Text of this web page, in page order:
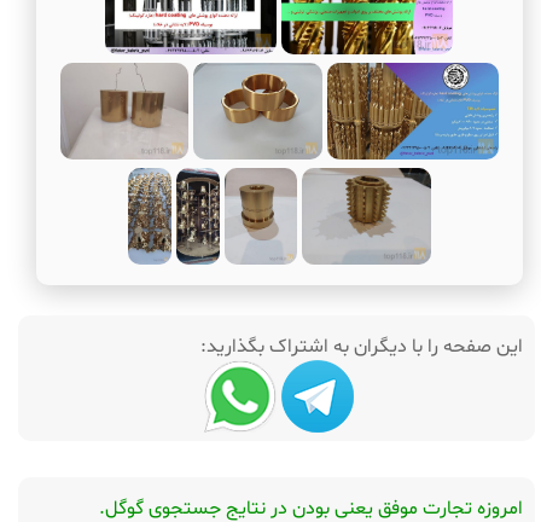
این صفحه را با دیگران به اشتراک بگذارید:
امروزه تجارت موفق یعنی بودن در نتایج جستجوی گوگل.